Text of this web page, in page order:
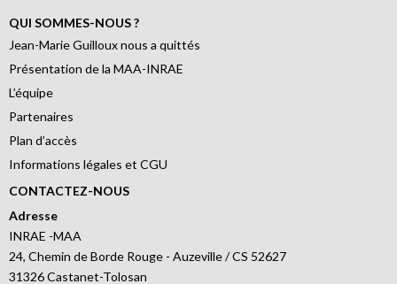
QUI SOMMES-NOUS ?
Jean-Marie Guilloux nous a quittés
Présentation de la MAA-INRAE
L’équipe
Partenaires
Plan d’accès
Informations légales et CGU
CONTACTEZ-NOUS
Adresse
INRAE -MAA
24, Chemin de Borde Rouge - Auzeville / CS 52627
31326 Castanet-Tolosan